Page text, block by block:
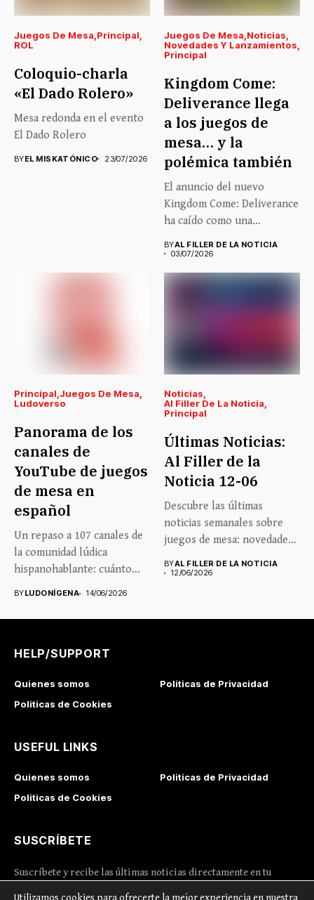
Juegos De Mesa Principal
ROL
Coloquio-charla
«El Dado Rolero»
Mesa redonda en el evento
El Dado Rolero
BYEL MISKATÓNICO 23/07/2026
Juegos De Mesa Noticias
Novedades Y Lanzamientos
Principal
Kingdom Come:
Deliverance llega
a los juegos de
mesa… y la
polémica también
El anuncio del nuevo
Kingdom Come: Deliverance
ha caído como una
BYAL FILLER DE LA NOTICIA
03/07/2026
Principal Juegos De Mesa
Ludoverso
Panorama de los
canales de
YouTube de juegos
de mesa en
español
Un repaso a 107 canales de
la comunidad lúdica
hispanohablante: cuánto
crecen,...
BYLUDONÍGENA 14/06/2026
Noticias
Al Filler De La Noticia
Principal
Últimas Noticias:
Al Filler de la
Noticia 12-06
Descubre las últimas
noticias semanales sobre
juegos de mesa: novedades,
BYAL FILLER DE LA NOTICIA
12/06/2026
HELP/SUPPORT
Quienes somos
Politicas de Privacidad
Politicas de Cookies
USEFUL LINKS
Quienes somos
Politicas de Privacidad
Politicas de Cookies
SUSCRÍBETE
Suscríbete y recibe las últimas noticias directamente en tu